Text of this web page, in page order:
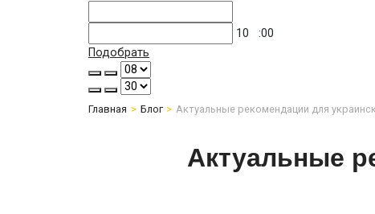
10
:00
Подобрать
Главная Блог Актуальные рекомендации для
Актуальные